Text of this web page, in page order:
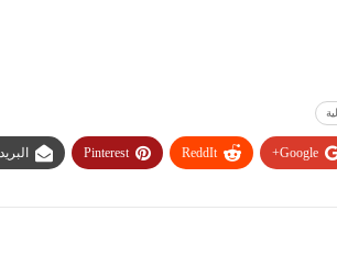
Google+
ReddIt
Pinterest